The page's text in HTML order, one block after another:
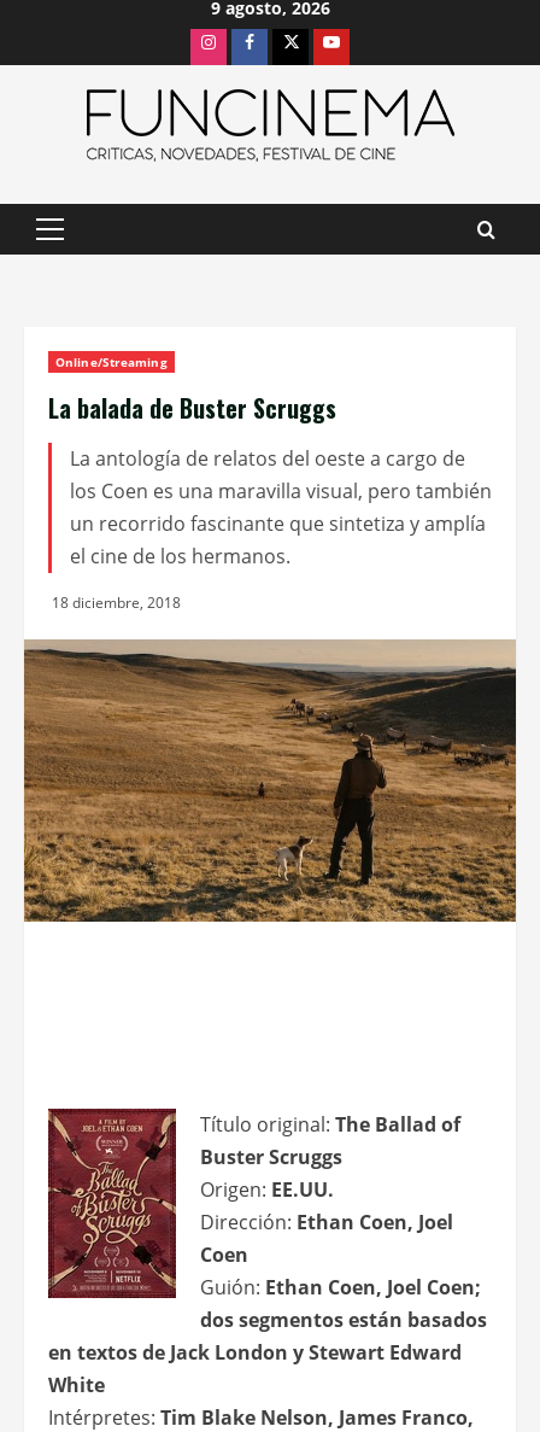
9 agosto, 2026
InstagramFacebook
X Youtube
Menú
Online/Streaming
La balada de Buster Scruggs
La antología de relatos del oeste a cargo de
los Coen es una maravilla visual, pero también
un recorrido fascinante que sintetiza y amplía
el cine de los hermanos.
18 diciembre, 2018
Título original: The Ballad of
Buster Scruggs
Origen: EE.UU.
Dirección: Ethan Coen, Joel
Coen
Guión: Ethan Coen, Joel Coen;
dos segmentos están basados
en textos de Jack London y Stewart Edward
White
Intérpretes: Tim Blake Nelson, James Franco,